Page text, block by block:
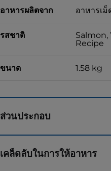
อาหารผลิตจาก อาหารเม็
รสชาติ
Salmon,
Recipe
ขนาด 1.58 kg
ส่วนประกอบ
เคล็ดลับในการให้อาหาร